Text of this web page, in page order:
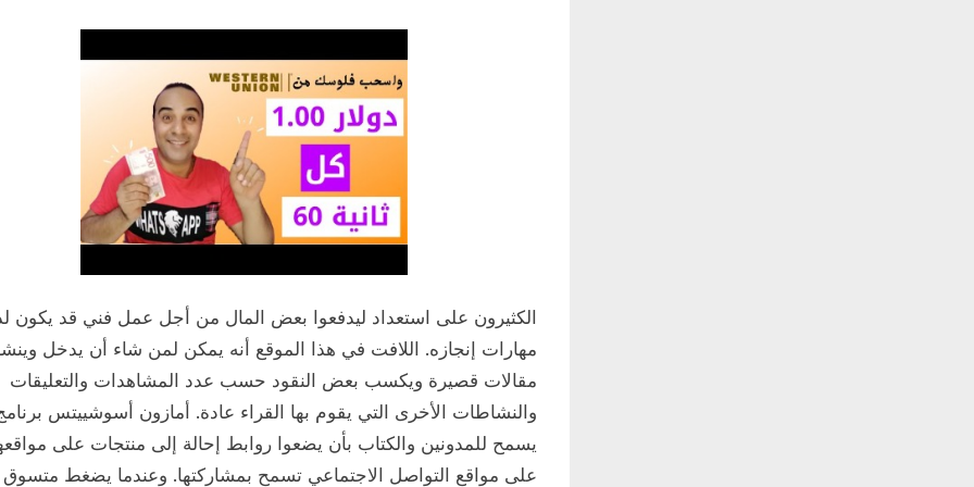
الكثيرون على استعداد ليدفعوا بعض المال من أجل عمل فني قد يكون
مهارات إنجازه. اللافت في هذا الموقع أنه يمكن لمن شاء أن يدخل
مقالات قصيرة ويكسب بعض النقود حسب عدد المشاهدات والتعليقات
والنشاطات الأخرى التي يقوم بها القراء عادة. أمازون أسوشييتس
يسمح للمدونين والكتاب بأن يضعوا روابط إحالة إلى منتجات على
على مواقع التواصل الاجتماعي تسمح بمشاركتها. وعندما يضغط